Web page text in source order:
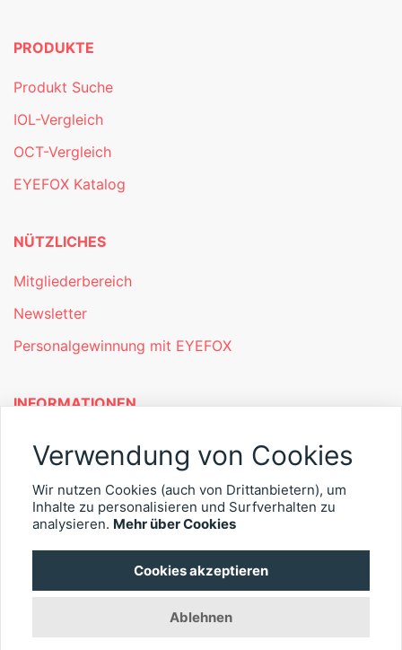
PRODUKTE
Produkt Suche
IOL-Vergleich
OCT-Vergleich
EYEFOX Katalog
NÜTZLICHES
Mitgliederbereich
Newsletter
Personalgewinnung mit EYEFOX
INFORMATIONEN
Was ist EYEFOX – Ihre Möglichkeiten
Kontakt
© 2026 EYEFOX UG (haftungsbeschränkt)
Verwendung von Cookies
Wir nutzen Cookies (auch von Drittanbietern), um
Inhalte zu personalisieren und Surfverhalten zu
analysieren. Mehr über Cookies
Cookies akzeptieren
Ablehnen